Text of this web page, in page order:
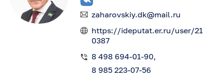
zaharovskiy.dk@mail.ru
https://ideputat.er.ru/user/21
0387
8 498 694-01-90
8 985 223-07-56